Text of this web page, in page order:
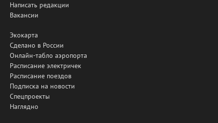
Написать редакции
Вакансии
Экокарта
Сделано в России
Онлайн-табло аэропорта
Расписание электричек
Расписание поездов
Подписка на новости
Спецпроекты
Наглядно